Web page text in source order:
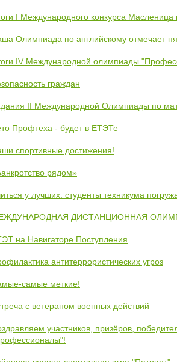
I Международного конкурса Масленица
Олимпиада по английскому отмечает
IV Международной олимпиады
граждан
II Международной Олимпиады по
Профтеха - будет в ЕТЭТе
спортивные достижения!
рядом»
у лучших: студенты техникума
ДИСТАНЦИОННАЯ
на Навигаторе Поступления
антитеррористических угроз
самые меткие!
с ветераном военных действий
участников, призёров,